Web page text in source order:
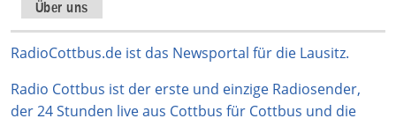
t
a
g
a
m
o
k
s
A
p
u
b
b
o
k
Über uns
RadioCottbus.de ist das Newsportal für die Lausitz.
Radio Cottbus ist der erste und einzige Radiosender,
der 24 Stunden live aus Cottbus für Cottbus und die